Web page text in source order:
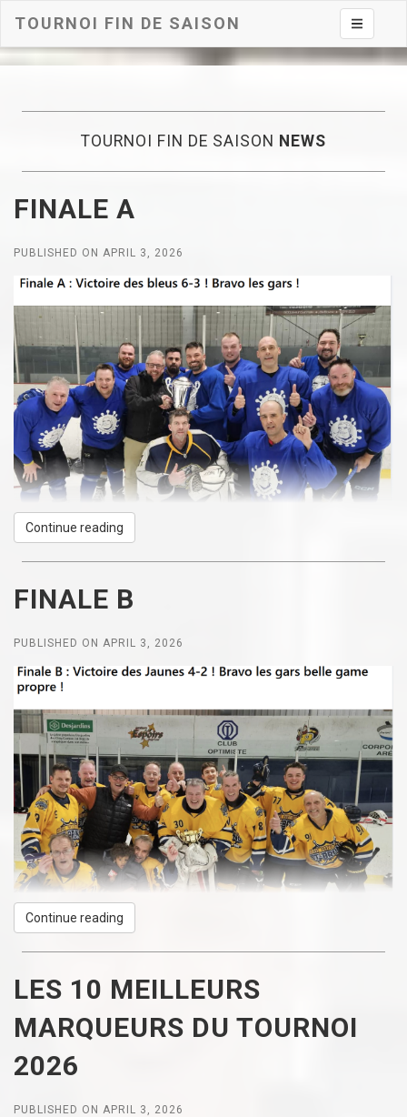
TOURNOI FIN DE SAISON Toggle
TOURNOI FIN DE SAISON NEWS
FINALE A
PUBLISHED ON APRIL 3, 2026
Continue reading
FINALE B
PUBLISHED ON APRIL 3, 2026
Continue reading
LES 10 MEILLEURS
MARQUEURS DU TOURNOI
2026
PUBLISHED ON APRIL 3, 2026